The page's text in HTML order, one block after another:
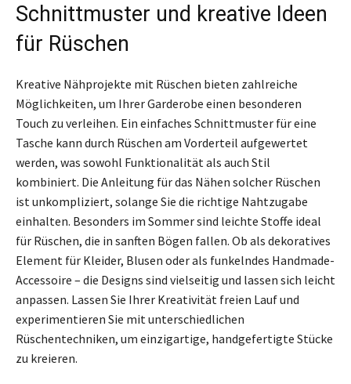
Schnittmuster und kreative Ideen
für Rüschen
Kreative Nähprojekte mit Rüschen bieten zahlreiche
Möglichkeiten, um Ihrer Garderobe einen besonderen
Touch zu verleihen. Ein einfaches Schnittmuster für eine
Tasche kann durch Rüschen am Vorderteil aufgewertet
werden, was sowohl Funktionalität als auch Stil
kombiniert. Die Anleitung für das Nähen solcher Rüschen
ist unkompliziert, solange Sie die richtige Nahtzugabe
einhalten. Besonders im Sommer sind leichte Stoffe ideal
für Rüschen, die in sanften Bögen fallen. Ob als dekoratives
Element für Kleider, Blusen oder als funkelndes Handmade-
Accessoire – die Designs sind vielseitig und lassen sich leicht
anpassen. Lassen Sie Ihrer Kreativität freien Lauf und
experimentieren Sie mit unterschiedlichen
Rüschentechniken, um einzigartige, handgefertigte Stücke
zu kreieren.